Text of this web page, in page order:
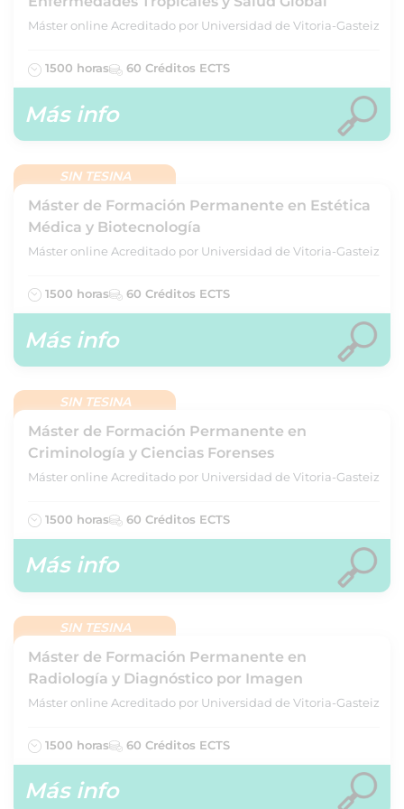
Máster online Acreditado por Universidad de Vitoria-Gasteiz
1500 horas 60 Créditos ECTS
Más info
SIN TESINA
Máster de Formación Permanente en Estética
Médica y Biotecnología
Máster online Acreditado por Universidad de Vitoria-Gasteiz
1500 horas 60 Créditos ECTS
Más info
SIN TESINA
Máster de Formación Permanente en
Criminología y Ciencias Forenses
Máster online Acreditado por Universidad de Vitoria-Gasteiz
1500 horas 60 Créditos ECTS
Más info
SIN TESINA
Máster de Formación Permanente en
Radiología y Diagnóstico por Imagen
Máster online Acreditado por Universidad de Vitoria-Gasteiz
1500 horas 60 Créditos ECTS
Más info